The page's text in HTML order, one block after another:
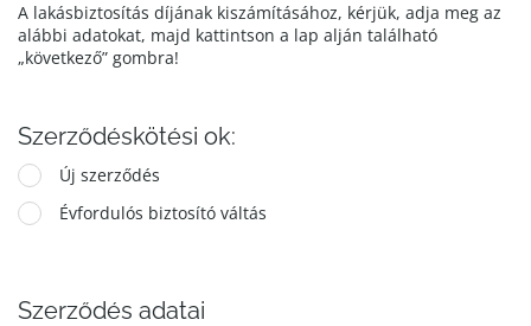
A lakásbiztosítás díjának kiszámításához, kérjük, adja meg az
alábbi adatokat, majd kattintson a lap alján található
„következő” gombra!
Szerződéskötési ok:
Új szerződés
Évfordulós biztosító váltás
Szerződés adatai